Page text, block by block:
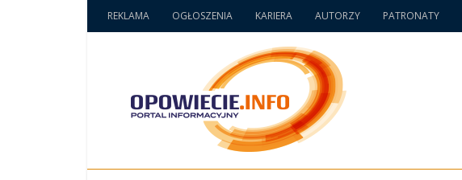
REKLAMA OGŁOSZENIA KARIERA AUTORZY PATRONATY